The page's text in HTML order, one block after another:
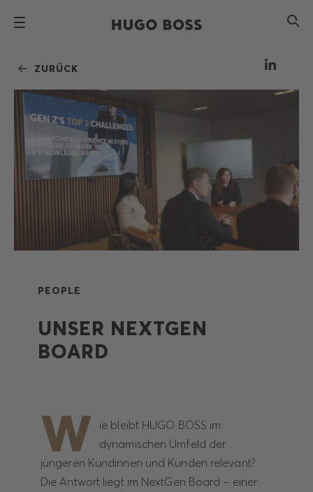
ZURÜCK
PEOPLE
UNSER NEXTGEN
BOARD
W ie bleibt HUGO BOSS im
dynamischen Umfeld der
jüngeren Kundinnen und Kunden relevant?
Die Antwort liegt im NextGen Board – einer